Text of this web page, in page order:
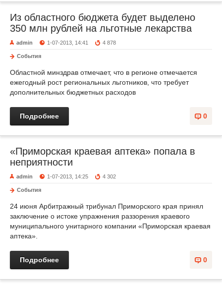
Из областного бюджета будет выделено
350 млн рублей на льготные лекарства
admin 1-07-2013, 14:41 4 878
События
Областной минздрав отмечает, что в регионе отмечается
ежегодный рост региональных льготников, что требует
дополнительных бюджетных расходов
0
Подробнее
«Приморская краевая аптека» попала в
неприятности
admin 1-07-2013, 14:25 4 302
События
24 июня Арбитражный трибунал Приморского края принял
заключение о истоке упражнения раззорения краевого
муниципального унитарного компании «Приморская краевая
аптека».
0
Подробнее